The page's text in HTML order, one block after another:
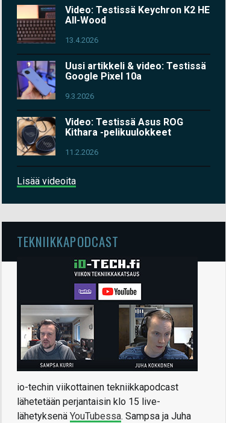
Video: Testissä Keychron K2 HE
All-Wood
13.4.2026
Uusi artikkeli & video: Testissä
Google Pixel 10a
9.3.2026
Video: Testissä Asus ROG
Kithara -pelikuulokkeet
11.2.2026
Lisää videoita
TEKNIIKKAPODCAST
io-techin viikottainen tekniikkapodcast
lähetetään perjantaisin klo 15 live-
lähetyksenä YouTubessa. Sampsa ja Juha